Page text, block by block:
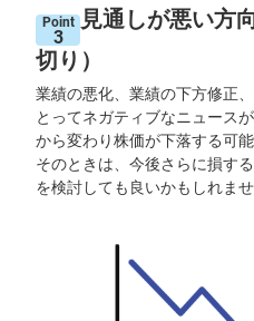
BI
ラ
ッ
プ
ロ
ボ
ア
ド
Point
3
見通しが悪い方
切り）
業績の悪化、業績の下方修正
とってネガティブなニュース
から変わり株価が下落する可
そのときは、今後さらに損す
を検討しても良いかもしれませ